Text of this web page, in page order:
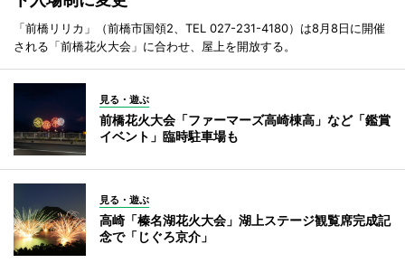
「前橋リリカ」（前橋市国領2、TEL 027-231-4180）は8月8日に開催
される「前橋花火大会」に合わせ、屋上を開放する。
見る・遊ぶ
前橋花火大会「ファーマーズ高崎棟高」など「鑑賞
イベント」臨時駐車場も
見る・遊ぶ
高崎「榛名湖花火大会」湖上ステージ観覧席完成記
念で「じぐろ京介」